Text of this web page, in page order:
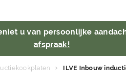
u van persoonlijke
afspraak!
ILVE Inbouw